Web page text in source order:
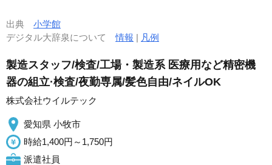
出典 小学館
デジタル大辞泉について情報 | 凡例
製造スタッフ/検査/工場・製造系 医療用など精密機
器の組立·検査/夜勤専属/髪色自由/ネイルOK
株式会社ウイルテック
愛知県 小牧市
時給1,400円～1,750円
派遣社員